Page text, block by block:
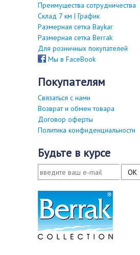
Преимущества сотрудничества
Склад 7 км | График
Размерная сетка Baykar
Размерная сетка Berrak
Для розничных покупателей
Мы в FaceBook
покупателям
Связаться с нами
Возврат и обмен товара
Договор оферты
Политика конфиденциальности
будьте в курсе